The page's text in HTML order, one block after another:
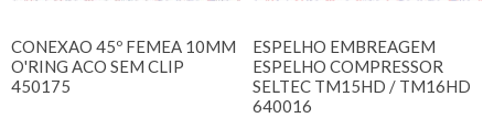
CONEXAO 45º FEMEA 10MM
O'RING ACO SEM CLIP
450175
ESPELHO EMBREAGEM
ESPELHO COMPRESSOR
SELTEC TM15HD / TM16HD
640016